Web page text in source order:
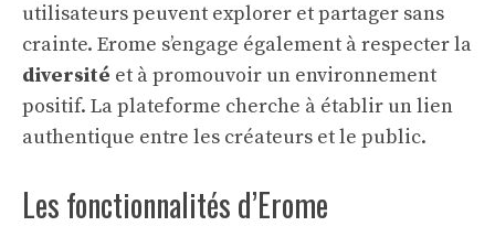
utilisateurs peuvent explorer et partager sans
crainte. Erome s’engage également à respecter la
diversité et à promouvoir un environnement
positif. La plateforme cherche à établir un lien
authentique entre les créateurs et le public.
Les fonctionnalités d’Erome